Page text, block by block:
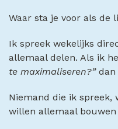
Waar sta je voor als de
Ik spreek wekelijks
allemaal delen. Als ik
te maximaliseren?”dan
Niemand die ik spreek,
willen allemaal